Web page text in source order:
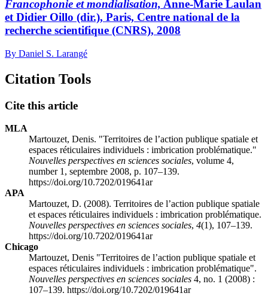
Francophonie et mondialisation, Anne-Marie Laulan
et Didier Oillo (dir.), Paris, Centre national de la
recherche scientifique (CNRS), 2008
By Daniel S. Larangé
Citation Tools
Cite this article
MLA
Martouzet, Denis. "Territoires de l’action publique spatiale et
espaces réticulaires individuels : imbrication problématique."
Nouvelles perspectives en sciences sociales, volume 4,
number 1, septembre 2008, p. 107–139.
https://doi.org/10.7202/019641ar
APA
Martouzet, D. (2008). Territoires de l’action publique spatiale
et espaces réticulaires individuels : imbrication problématique.
Nouvelles perspectives en sciences sociales, 4(1), 107–139.
https://doi.org/10.7202/019641ar
Chicago
Martouzet, Denis "Territoires de l’action publique spatiale et
espaces réticulaires individuels : imbrication problématique".
Nouvelles perspectives en sciences sociales 4, no. 1 (2008) :
107–139. https://doi.org/10.7202/019641ar